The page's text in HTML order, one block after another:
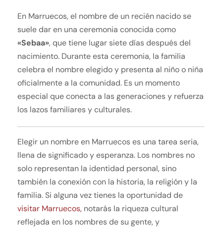
En Marruecos, el nombre de un recién nacido se
suele dar en una ceremonia conocida como
«Sebaa», que tiene lugar siete días después del
nacimiento. Durante esta ceremonia, la familia
celebra el nombre elegido y presenta al niño o niña
oficialmente a la comunidad. Es un momento
especial que conecta a las generaciones y refuerza
los lazos familiares y culturales.
Elegir un nombre en Marruecos es una tarea seria,
llena de significado y esperanza. Los nombres no
solo representan la identidad personal, sino
también la conexión con la historia, la religión y la
familia. Si alguna vez tienes la oportunidad de
visitar Marruecos, notarás la riqueza cultural
reflejada en los nombres de su gente, y